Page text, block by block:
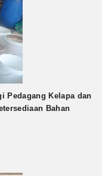
Pedagang Kelapa dan
Bahan